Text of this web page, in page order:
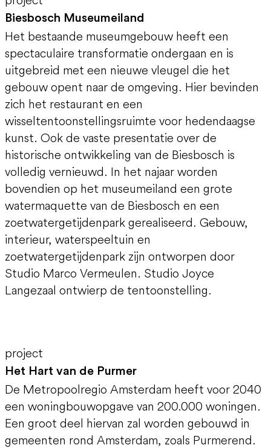
Biesbosch Museumeiland
Het bestaande museumgebouw heeft een
spectaculaire transformatie ondergaan en is
uitgebreid met een nieuwe vleugel die het
gebouw opent naar de omgeving. Hier bevinden
zich het restaurant en een
wisseltentoonstellingsruimte voor hedendaagse
kunst. Ook de vaste presentatie over de
historische ontwikkeling van de Biesbosch is
volledig vernieuwd. In het najaar worden
bovendien op het museumeiland een grote
watermaquette van de Biesbosch en een
zoetwatergetijdenpark gerealiseerd. Gebouw,
interieur, waterspeeltuin en
zoetwatergetijdenpark zijn ontworpen door
Studio Marco Vermeulen. Studio Joyce
Langezaal ontwierp de tentoonstelling.
project
Het Hart van de Purmer
De Metropoolregio Amsterdam heeft voor 2040
een woningbouwopgave van 200.000 woningen.
Een groot deel hiervan zal worden gebouwd in
gemeenten rond Amsterdam, zoals Purmerend.